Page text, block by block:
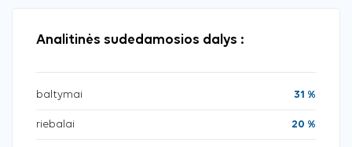
Analitinės sudedamosios dalys :
baltymai 31 %
riebalai 20 %